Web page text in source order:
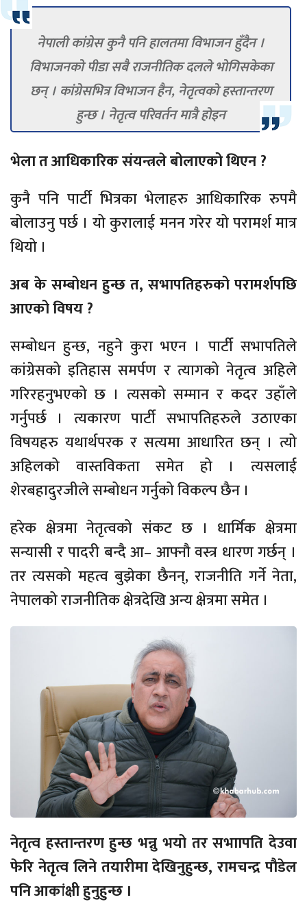
नेपाली कांग्रेस कुनै पनि हालतमा विभाजन हुँदैन ।
विभाजनको पीडा सबै राजनीतिक दलले भोगिसकेका
छन् । कांग्रेसभित्र विभाजन हैन, नेतृत्वको हस्तान्तरण
हुन्छ । नेतृत्व परिवर्तन मात्रै होइन
भेला त आधिकारिक संयन्त्रले बोलाएको थिएन ?
कुनै पनि पार्टी भित्रका भेलाहरु आधिकारिक रुपमै
बोलाउनु पर्छ । यो कुरालाई मनन गरेर यो परामर्श मात्र
थियो ।
अब के सम्बोधन हुन्छ त, सभापतिहरुको परामर्शपछि
आएको विषय ?
सम्बोधन हुन्छ, नहुने कुरा भएन । पार्टी सभापतिले
कांग्रेसको इतिहास समर्पण र त्यागको नेतृत्व अहिले
गरिरहनुभएको छ । त्यसको सम्मान र कदर उहाँले
गर्नुपर्छ । त्यकारण पार्टी सभापतिहरुले उठाएका
विषयहरु यथार्थपरक र सत्यमा आधारित छन् । त्यो
अहिलको वास्तविकता समेत हो । त्यसलाई
शेरबहादुरजीले सम्बोधन गर्नुको विकल्प छैन ।
हरेक क्षेत्रमा नेतृत्वको संकट छ । धार्मिक क्षेत्रमा
सन्यासी र पादरी बन्दै आ– आफ्नौ वस्त्र धारण गर्छन् ।
तर त्यसको महत्व बुझेका छैनन्, राजनीति गर्ने नेता,
नेपालको राजनीतिक क्षेत्रदेखि अन्य क्षेत्रमा समेत ।
नेतृत्व हस्तान्तरण हुन्छ भन्नु भयो तर सभाापति देउवा
फेरि नेतृत्व लिने तयारीमा देखिनुहुन्छ, रामचन्द्र पौडेल
पनि आकांक्षी हुनुहुन्छ ।